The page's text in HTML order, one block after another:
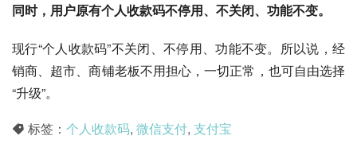
同时，用户原有个人收款码不停用、不关闭、功能不变。
现行“个人收款码”不关闭、不停用、功能不变。所以说，经
销商、超市、商铺老板不用担心，一切正常，也可自由选择
“升级”。
标签： 个人收款码, 微信支付, 支付宝